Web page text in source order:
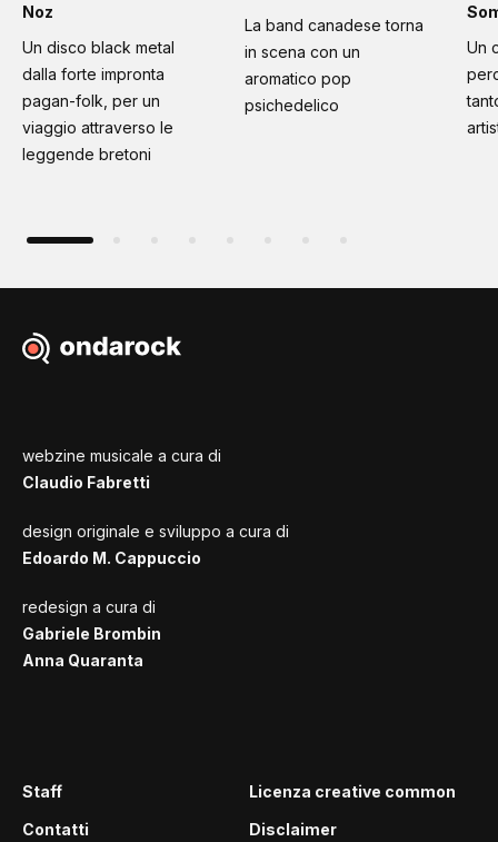
Noz
Un disco black metal
dalla forte impronta
pagan-folk, per un
viaggio attraverso le
leggende bretoni
La band canadese torna
in scena con un
aromatico pop
psichedelico
Un
webzine musicale a cura di
Claudio Fabretti
design originale e sviluppo a cura di
Edoardo M. Cappuccio
redesign a cura di
Gabriele Brombin
Anna Quaranta
Staff
Contatti
Licenza creative common
Disclaimer